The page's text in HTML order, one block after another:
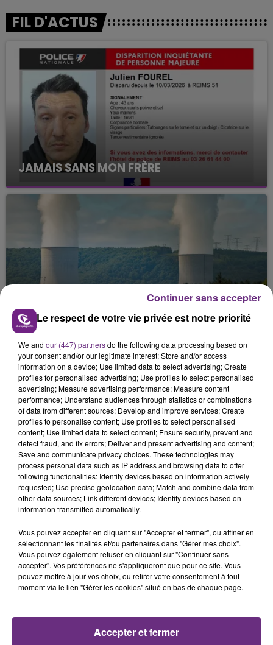
FIL D'ACTUS
JAMAIS SANS MON FRÈRE
Julien Fourel n'a plus donné signé de vie depuis 5
mois. Sa sœur poursuit ses recherches pour le
retrouver.
LA CENTRALE NUCLÉAIRE DE CHOOZ
TOUJOURS À L'ARRÊT
Cela fait déjà une semaine que la centrale
nucléaire ardennaise est à l'arrêt. Une situation
justifiée par la sécheresse intense qui est toujours
présente.
TITRES DIFFUSÉS
21h38
21h38
TEDDY SWIMS
Mr Know It All
21h34
21h34
CAPITAL CITIES
Safe And Sound
21h31
21h31 21h26
21h26
Le respect de votre vie privée est notre priorité
We and our (447) partnersdo the following data processing based on
your consent and/or our legitimate interest: Store and/or access
information on a device; Use limited data to select advertising; Create
profiles for personalised advertising; Use profiles to select personalised
advertising; Measure advertising performance; Measure content
performance; Understand audiences through statistics or combinations
of data from different sources; Develop and improve services; Create
profiles to personalise content; Use profiles to select personalised
content; Use limited data to select content; Ensure security, prevent and
detect fraud, and fix errors; Deliver and present advertising and content;
Save and communicate privacy choices. These technologies may
process personal data such as IP address and browsing data to offer
following functionalities: Identify devices based on information actively
requested; Use precise geolocation data; Match and combine data from
other data sources; Link different devices; Identify devices based on
information transmitted automatically.
Vous pouvez accepter en cliquant sur "Accepter et fermer", ou affiner en
sélectionnant les finalités et/ou partenaires dans "Gérer mes choix".
Vous pouvez également refuser en cliquant sur "Continuer sans
accepter". Vos préférences ne s'appliqueront que pour ce site. Vous
pouvez mettre à jour vos choix, ou retirer votre consentement à tout
moment via le lien "Gérer les cookies" situé en bas de chaque page.
Accepter et fermer
Continuer sans accepter